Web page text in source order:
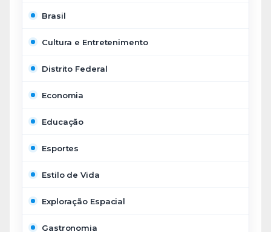
Brasil
Cultura e Entretenimento
Distrito Federal
Economia
Educação
Esportes
Estilo de Vida
Exploração Espacial
Gastronomia